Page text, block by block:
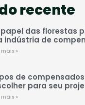
recente
papel das florestas
indústria de
mais »
de
para seu
mais »